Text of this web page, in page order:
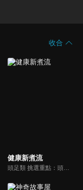
收合
健康新煮流
頭足類 挑選重點：頭足類利用清洗時去除內臟可以降低膽固醇的攝取。挑選雙眼清澈明亮，眼球稍微凸出，肉質結實有彈性為佳。身體具透明感，觸腕或是吸盤一碰到活體就會吸附住便是新鮮的。